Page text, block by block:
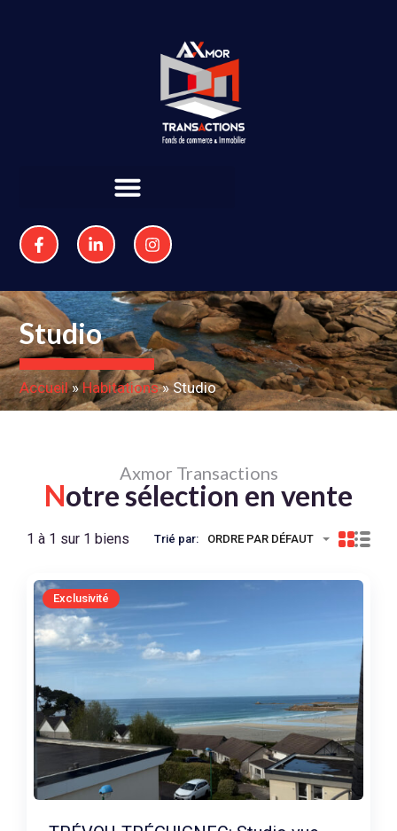
Studio
Accueil»Habitations»Studio
Axmor Transactions
Notre sélection en vente
1 à 1 sur 1 biens Trié par: ORDRE PAR DÉFAUT
Exclusivité